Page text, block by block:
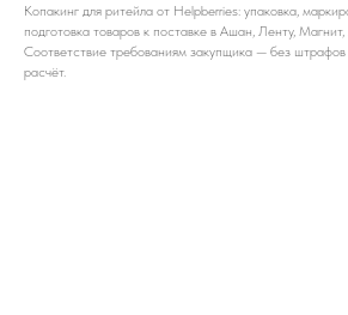
Копакинг для ритейла от Helpberries: упаковка,
подготовка товаров к поставке в Ашан, Ленту,
Соответствие требованиям закупщика — без штрафов
расчёт.